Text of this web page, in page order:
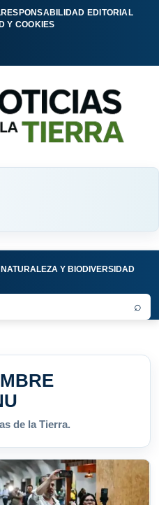
RESPONSABILIDAD EDITORIAL
Y COOKIES
NATURALEZA Y BIODIVERSIDAD
⌕
de la Tierra.